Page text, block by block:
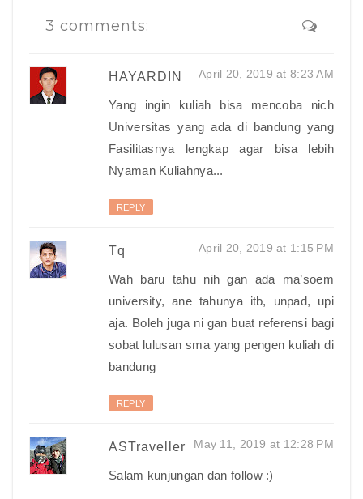
3 comments:
HAYARDIN April 20, 2019 at 8:23 AM
Yang ingin kuliah bisa mencoba nich
Universitas yang ada di bandung yang
Fasilitasnya lengkap agar bisa lebih
Nyaman Kuliahnya...
REPLY
Tq April 20, 2019 at 1:15 PM
Wah baru tahu nih gan ada ma’soem
university, ane tahunya itb, unpad, upi
aja. Boleh juga ni gan buat referensi bagi
sobat lulusan sma yang pengen kuliah di
bandung
REPLY
ASTraveller May 11, 2019 at 12:28 PM
Salam kunjungan dan follow :)